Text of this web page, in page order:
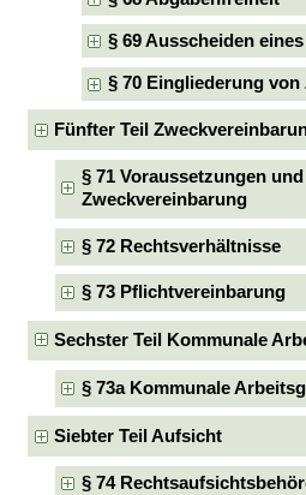
§ 69 Ausscheiden
§ 70 Eingliederung
Fünfter Teil
§ 71 Voraussetzungen
Zweckvereinbarung
§ 72 Rechtsverhältnisse
§ 73 Pflichtvereinbarung
Sechster Teil Kommunale
§ 73a Kommunale
Siebter Teil Aufsicht
§ 74